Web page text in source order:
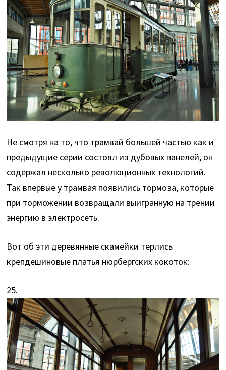
Не смотря на то, что трамвай большей частью как и
предыдущие серии состоял из дубовых панелей, он
содержал несколько революционных технологий.
Так впервые у трамвая появились тормоза, которые
при торможении возвращали выигранную на трении
энергию в электросеть.
Вот об эти деревянные скамейки терлись
крепдешиновые платья нюрбергских кокоток:
25.